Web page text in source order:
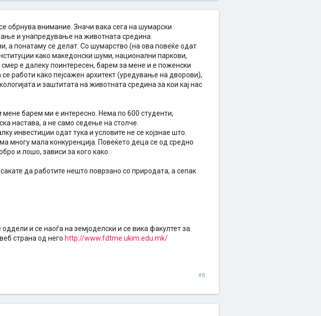
обрнува внимание. Значи вака сега на шумарски
и унапредување на животната средина.
а понатаму се делат. Со шумарство (на ова повеќе одат
како македонски шуми, национални паркови,
е далеку поинтересен, барем за мене и е поженски
работи како пејсажен архитект (уредување на дворови),
и заштитата на животната средина за кои кај нас
барем ми е интересно. Нема по 600 студенти,
настава, а не само седење на столче.
инвестиции одат тука и условите не се којзнае што.
многу мала конкуренција. Повеќето деца се од средно
и лошо, зависи за кого како.
да работите нешто поврзано со природата, а сепак
и се наоѓа на земјоделски и се вика факултет за
страна од него http://www.fdtme.ukim.edu.mk/
#8